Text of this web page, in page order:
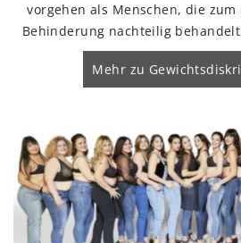
vorgehen als Menschen, die
Behinderung nachteilig
Mehr zu